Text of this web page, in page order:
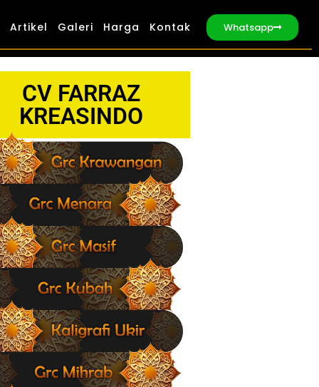
Artikel Galeri Harga Kontak Whatsapp
CV FARRAZ
KREASINDO